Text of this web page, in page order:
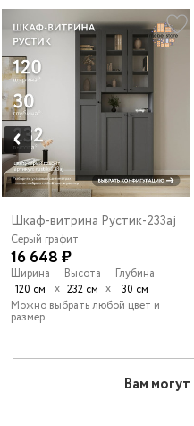
Шкаф-витрина Рустик-233aj
Серый графит
16 648 ₽
Ширина
120 см
х
Высота
232 см х
Глубина
30 см
Можно выбрать любой цвет и
размер
Вам